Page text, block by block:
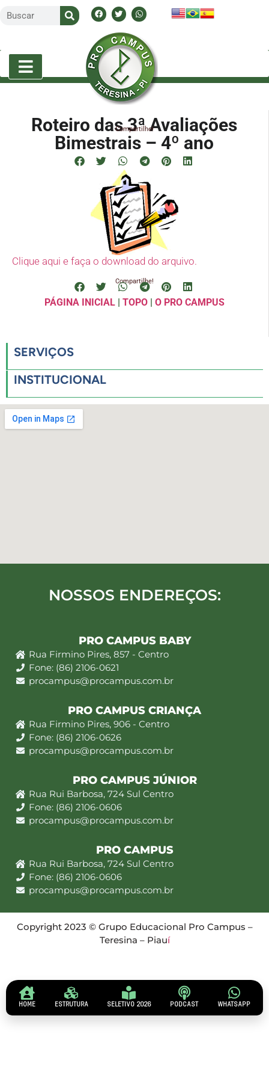
Roteiro das 3ª Avaliações
Bimestrais – 4º ano
Compartilhe!
Clique aqui e faça o download do arquivo.
Compartilhe!
PÁGINA INICIAL| TOPO| O PRO CAMPUS
SERVIÇOS
INSTITUCIONAL
NOSSOS ENDEREÇOS:
PRO CAMPUS BABY
Rua Firmino Pires, 857 - Centro
Fone: (86) 2106-0621
procampus@procampus.com.br
PRO CAMPUS CRIANÇA
Rua Firmino Pires, 906 - Centro
Fone: (86) 2106-0626
procampus@procampus.com.br
PRO CAMPUS JÚNIOR
Rua Rui Barbosa, 724 Sul Centro
Fone: (86) 2106-0606
procampus@procampus.com.br
PRO CAMPUS
Rua Rui Barbosa, 724 Sul Centro
Fone: (86) 2106-0606
procampus@procampus.com.br
Copyright 2023 © Grupo Educacional Pro Campus –
Teresina – Piauí
HOME ESTRUTURA SELETIVO 2026 PODCAST WHATSAPP